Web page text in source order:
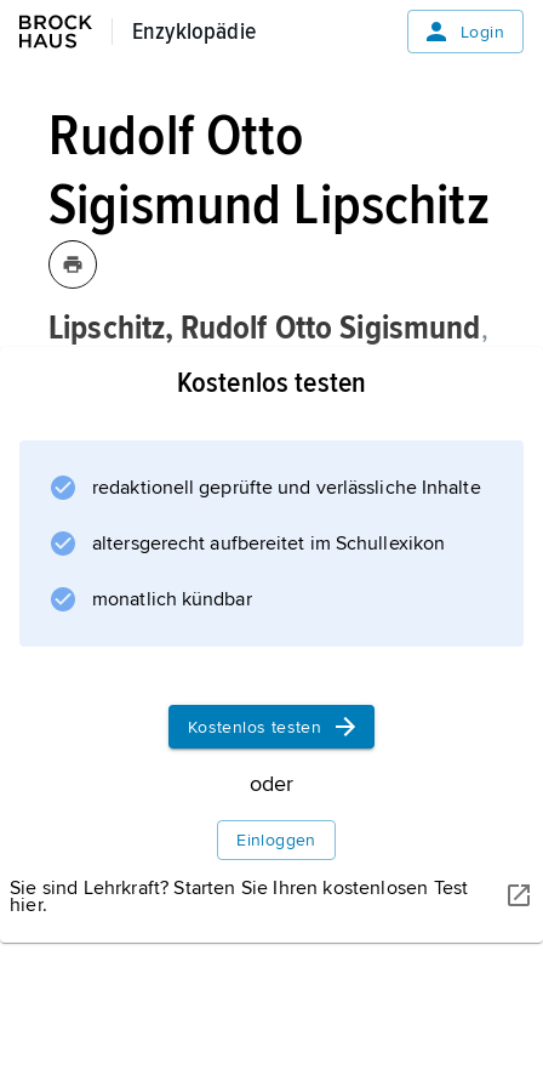
Enzyklopädie
Enzyklopädie Login
Rudolf Otto
Sigismund Lipschitz
Lipschitz, Rudolf Otto Sigismund,
Mathematiker, * Königsberg (heute
Kaliningrad) 14. 5. 1832, † Bonn 7. 10.
Professor in Breslau (ab 1832) und Bonn (ab
Reihenlehre, Theorie der
Differenzialgleichungen, Algebra sowie
Hydrodynamik und verfasste ein »Lehrbuch
Informationen zum Artikel
Kostenlos testen
redaktionell geprüfte und verlässliche Inhalte
altersgerecht aufbereitet im Schullexikon
monatlich kündbar
Kostenlos testen
oder
Einloggen
Sie sind Lehrkraft? Starten Sie Ihren kostenlosen Test
hier.